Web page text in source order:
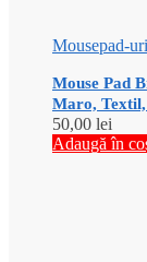
Mousepad-uri
Mouse Pad
Maro,
50,00 lei
Adaugă în